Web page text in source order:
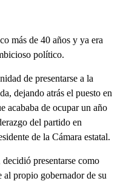
más de 40 años y ya era
político.
de presentarse a la
dejando atrás el puesto en
acababa de ocupar un año
del partido en
de la Cámara estatal.
presentarse como
al propio gobernador de su